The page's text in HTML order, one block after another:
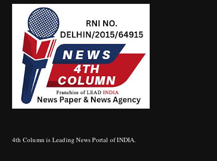
4th Column is Leading News Portal of INDIA.